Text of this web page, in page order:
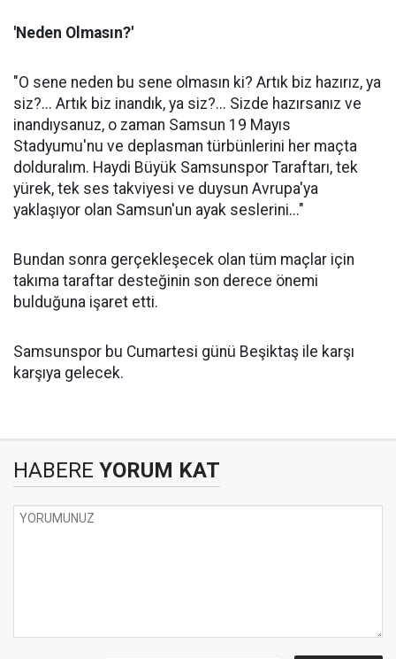
'Neden Olmasın?'
"O sene neden bu sene olmasın ki? Artık biz hazırız, ya
siz?... Artık biz inandık, ya siz?... Sizde hazırsanız ve
inandıysanuz, o zaman Samsun 19 Mayıs
Stadyumu'nu ve deplasman türbünlerini her maçta
dolduralım. Haydi Büyük Samsunspor Taraftarı, tek
yürek, tek ses takviyesi ve duysun Avrupa'ya
yaklaşıyor olan Samsun'un ayak seslerini..."
Bundan sonra gerçekleşecek olan tüm maçlar için
takıma taraftar desteğinin son derece önemi
bulduğuna işaret etti.
Samsunspor bu Cumartesi günü Beşiktaş ile karşı
karşıya gelecek.
HABERE YORUM KAT